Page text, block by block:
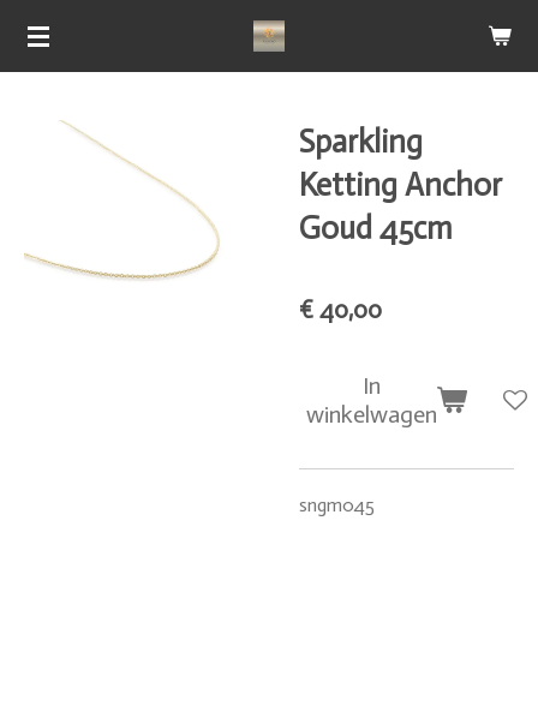
Ga
hoofdinhoud
Sparkling
Ketting Anchor
Goud 45cm
€ 40,00
In
winkelwagen
sngm045